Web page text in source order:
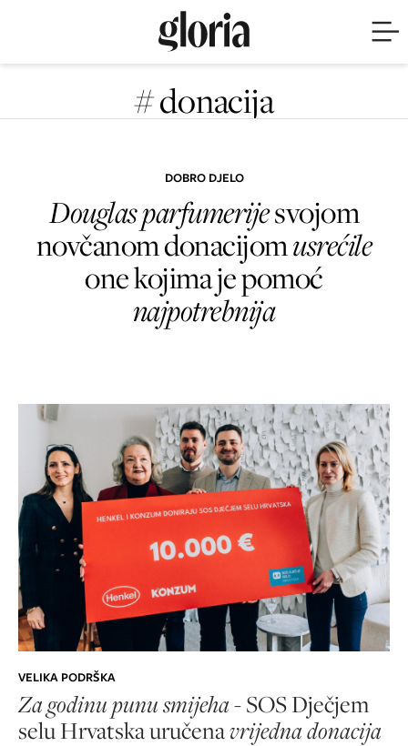
# donacija
DOBRO DJELO
Douglas parfumerijesvojom
novčanom donacijomusrećile
one kojima je pomoć
najpotrebnija
VELIKA PODRŠKA
Za godinu punu smijeha- SOS Dječjem
selu Hrvatska uručenavrijedna donacija